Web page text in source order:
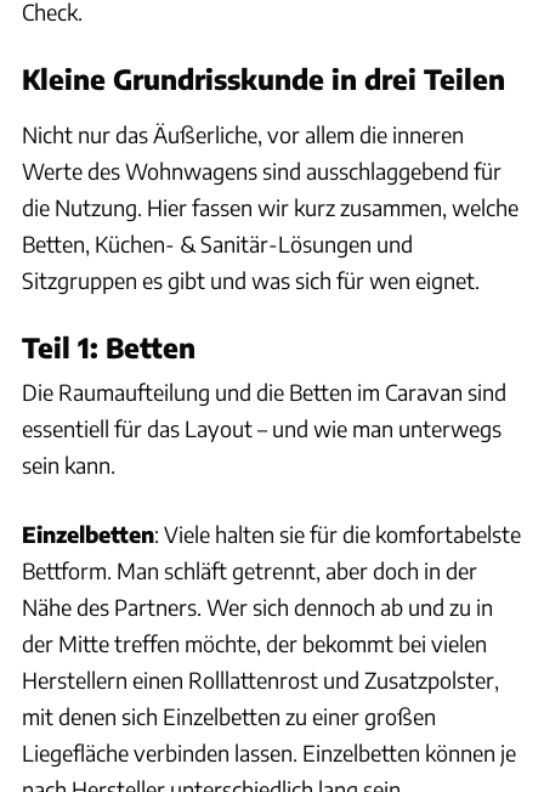
Check.
Kleine Grundrisskunde in drei Teilen
Nicht nur das Äußerliche, vor allem die inneren
Werte des Wohnwagens sind ausschlaggebend für
die Nutzung. Hier fassen wir kurz zusammen, welche
Betten, Küchen- & Sanitär-Lösungen und
Sitzgruppen es gibt und was sich für wen eignet.
Teil 1: Betten
Die Raumaufteilung und die Betten im Caravan sind
essentiell für das Layout – und wie man unterwegs
sein kann.
Einzelbetten: Viele halten sie für die komfortabelste
Bettform. Man schläft getrennt, aber doch in der
Nähe des Partners. Wer sich dennoch ab und zu in
der Mitte treffen möchte, der bekommt bei vielen
Herstellern einen Rolllattenrost und Zusatzpolster,
mit denen sich Einzelbetten zu einer großen
Liegefläche verbinden lassen. Einzelbetten können je